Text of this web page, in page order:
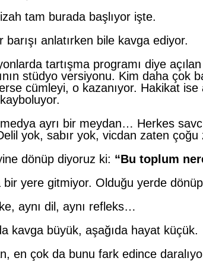
tam burada başlıyor işte.
barışı anlatırken bile kavga ediyor.
tartışma programı diye
stüdyo versiyonu. Kim daha çok
cümleyi, o kazanıyor. Hakikat ise
kayboluyor.
ayrı bir meydan… Herkes
yok, sabır yok, vicdan zaten çoğu
dönüp diyoruz ki: “Bu toplum
bir yere gitmiyor. Olduğu yerde
aynı dil, aynı refleks…
kavga büyük, aşağıda hayat küçük.
en çok da bunu fark edince